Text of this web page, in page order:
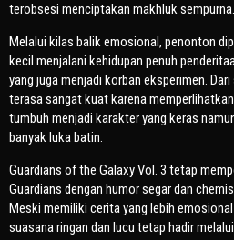
terobsesi menciptakan makhluk sempurna.
Melalui kilas balik emosional, penonton
kecil menjalani kehidupan penuh
yang juga menjadi korban eksperimen.
terasa sangat kuat karena
tumbuh menjadi karakter yang keras
banyak luka batin.
Guardians of the Galaxy Vol. 3 tetap
Guardians dengan humor segar dan
Meski memiliki cerita yang lebih
suasana ringan dan lucu tetap hadir